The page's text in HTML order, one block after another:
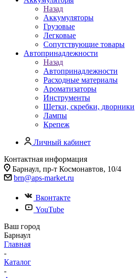
Назад
Аккумуляторы
Грузовые
Легковые
Сопутствующие товары
Автопринадлежности
Назад
Автопринадлежности
Расходные материалы
Ароматизаторы
Инструменты
Щетки, скребки, дворники
Лампы
Крепеж
Личный кабинет
Контактная информация
Барнаул, пр-т Космонавтов, 10/4
brn@aps-market.ru
Вконтакте
YouTube
Ваш город
Барнаул
Главная
-
Каталог
-